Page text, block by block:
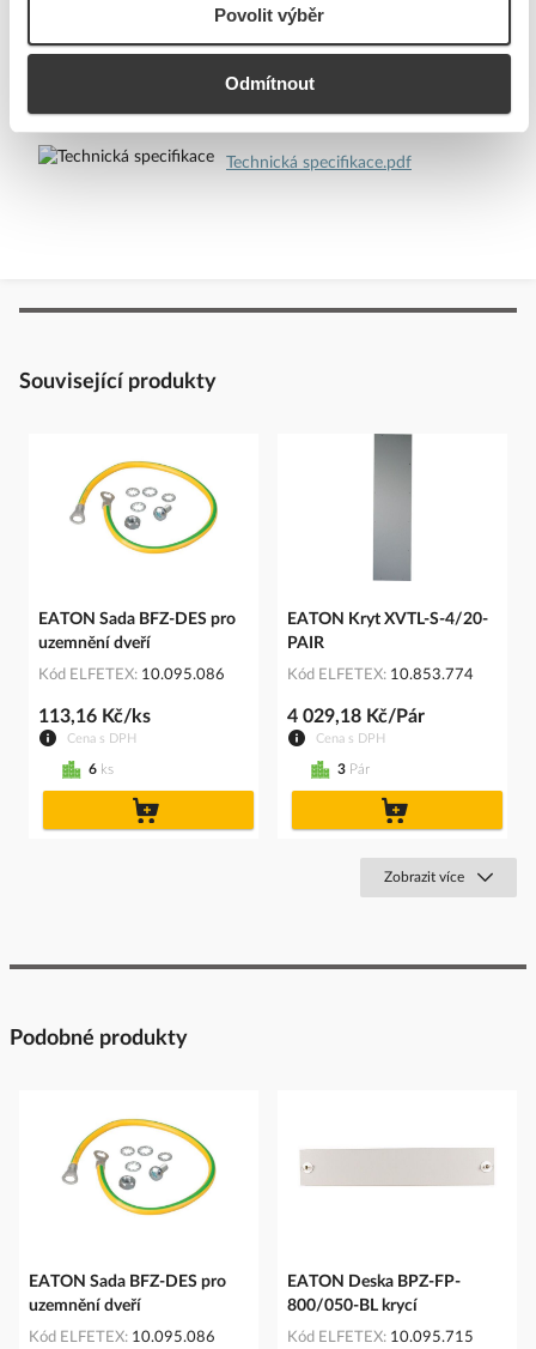
Povolit výběr
Odmítnout
E-mail:EatonCareCZ@eaton.com
https://www.eaton.com/cz/cs-cz.html
Ke stažení
Technické dokumenty
Technická specifikace.pdf
Související produkty
EATON Sada BFZ-DES pro
uzemnění dveří
Kód ELFETEX 10.095.086
Cena s DPH
113,16 Kč/ks
6 ks
EATON Kryt XVTL-S-4/20-
PAIR
Kód ELFETEX 10.853.774
Cena s DPH
4 029,18 Kč/Pár
3 Pár
Zobrazit více
Podobné produkty
EATON Sada BFZ-DES pro
uzemnění dveří
Kód ELFETEX 10.095.086
EATON Deska BPZ-FP-
800/050-BL krycí
Kód ELFETEX 10.095.715